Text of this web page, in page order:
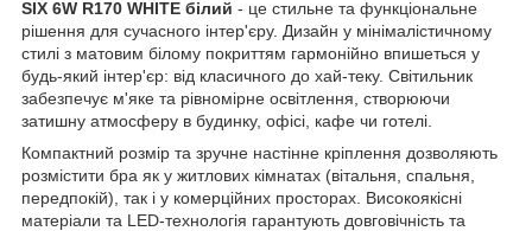
SIX 6W R170 WHITE білий - це стильне та функціональне
рішення для сучасного інтер'єру. Дизайн у мінімалістичному
стилі з матовим бiлому покриттям гармонійно впишеться у
будь-який інтер'єр: від класичного до хай-теку. Світильник
забезпечує м'яке та рівномірне освітлення, створюючи
затишну атмосферу в будинку, офісі, кафе чи готелі.
Компактний розмір та зручне настінне кріплення дозволяють
розмістити бра як у житлових кімнатах (вітальня, спальня,
передпокій), так і у комерційних просторах. Високоякісні
матеріали та LED-технологія гарантують довговічність та